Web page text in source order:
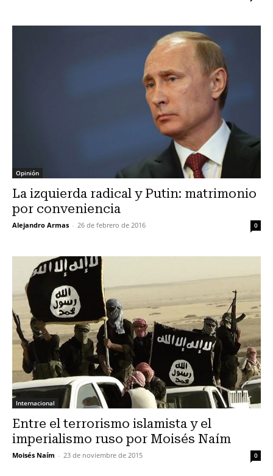
Opinión
La izquierda radical y Putin: matrimonio
por conveniencia
Alejandro Armas - 26 de febrero de 2016 0
Internacional
Entre el terrorismo islamista y el
imperialismo ruso por Moisés Naím
Moisés Naím - 23 de noviembre de 2015 0